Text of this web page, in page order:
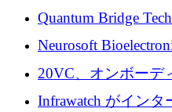
ラットフォームを
ルを調達
Quantum Bridge
バーセキュリティ
張にシリーズ A で
Neurosoft
イン コンピュータ
に 750 万ドルを調達
20VC、オンボーデ
Prelude へのシリー
Infrawatch がイン